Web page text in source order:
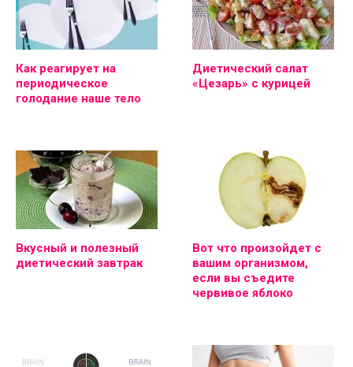
Как реагирует на
периодическое
голодание наше тело
Диетический салат
«Цезарь» с курицей
Вкусный и полезный
диетический завтрак
Вот что произойдет с
вашим организмом,
если вы съедите
червивое яблоко